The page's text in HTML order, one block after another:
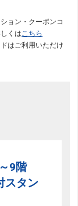
ョン・クーポンコ
くはこちら
はご利用いただけ
9階
スタン